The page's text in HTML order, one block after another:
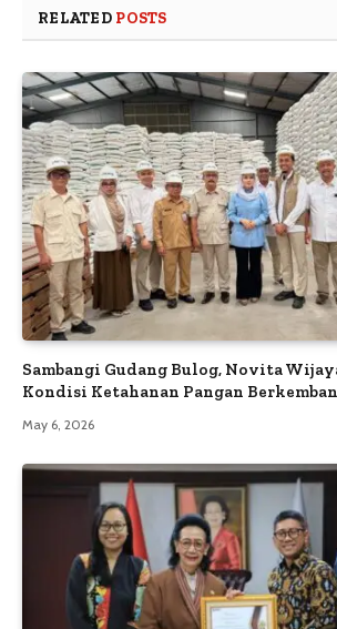
RELATED POSTS
Sambangi Gudang Bulog, Novita
Kondisi Ketahanan Pangan
May 6, 2026